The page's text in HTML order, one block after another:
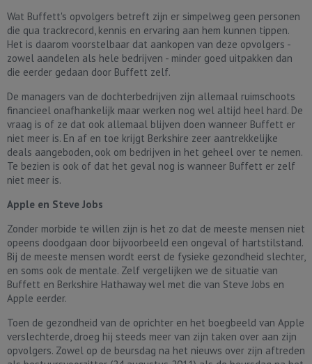
Wat Buffett's opvolgers betreft zijn er simpelweg geen personen
die qua trackrecord, kennis en ervaring aan hem kunnen tippen.
Het is daarom voorstelbaar dat aankopen van deze opvolgers -
zowel aandelen als hele bedrijven - minder goed uitpakken dan
die eerder gedaan door Buffett zelf.
De managers van de dochterbedrijven zijn allemaal ruimschoots
financieel onafhankelijk maar werken nog wel altijd heel hard. De
vraag is of ze dat ook allemaal blijven doen wanneer Buffett er
niet meer is. En af en toe krijgt Berkshire zeer aantrekkelijke
deals aangeboden, ook om bedrijven in het geheel over te nemen.
Te bezien is ook of dat het geval nog is wanneer Buffett er zelf
niet meer is.
Apple en Steve Jobs
Zonder morbide te willen zijn is het zo dat de meeste mensen niet
opeens doodgaan door bijvoorbeeld een ongeval of hartstilstand.
Bij de meeste mensen wordt eerst de fysieke gezondheid slechter,
en soms ook de mentale. Zelf vergelijken we de situatie van
Buffett en Berkshire Hathaway wel met die van Steve Jobs en
Apple eerder.
Toen de gezondheid van de oprichter en het boegbeeld van Apple
verslechterde, droeg hij steeds meer van zijn taken over aan zijn
opvolgers. Zowel op de beursdag na het nieuws over zijn aftreden